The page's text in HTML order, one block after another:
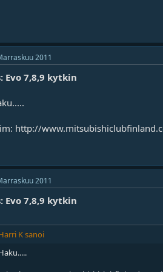
2011
Evo 7,8,9 kytkin
http://
2011
Evo 7,8,9 kytkin
K sanoi